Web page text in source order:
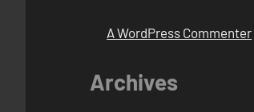
A WordPress Commenter
Archives